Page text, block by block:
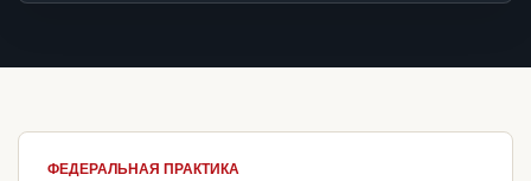
ФЕДЕРАЛЬНАЯ ПРАКТИКА